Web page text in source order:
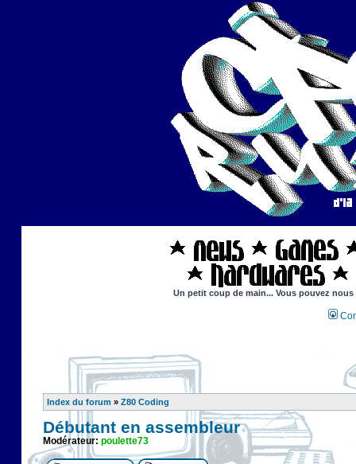
Un petit coup de main... Vous pouvez
Index du forum » Z80 Coding
Débutant en assembleur
Modérateur: poulette73